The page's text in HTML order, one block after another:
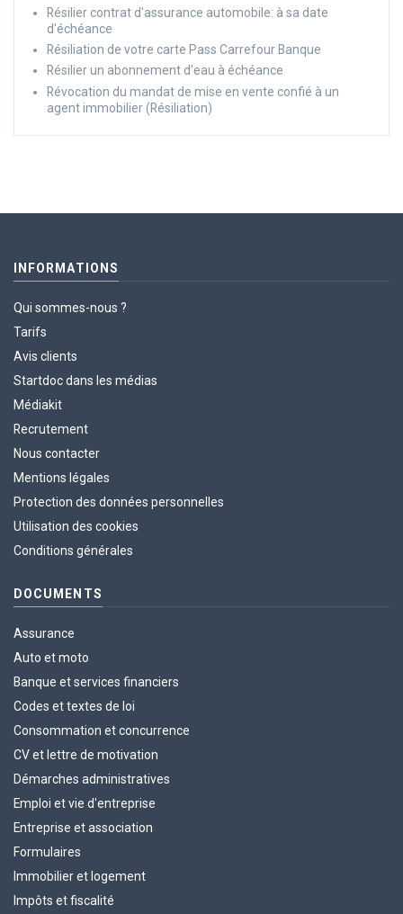
Résilier contrat d'assurance automobile: à sa date
d'échéance
Résiliation de votre carte Pass Carrefour Banque
Résilier un abonnement d'eau à échéance
Révocation du mandat de mise en vente confié à un
agent immobilier (Résiliation)
INFORMATIONS
Qui sommes-nous ?
Tarifs
Avis clients
Startdoc dans les médias
Médiakit
Recrutement
Nous contacter
Mentions légales
Protection des données personnelles
Utilisation des cookies
Conditions générales
DOCUMENTS
Assurance
Auto et moto
Banque et services financiers
Codes et textes de loi
Consommation et concurrence
CV et lettre de motivation
Démarches administratives
Emploi et vie d'entreprise
Entreprise et association
Formulaires
Immobilier et logement
Impôts et fiscalité